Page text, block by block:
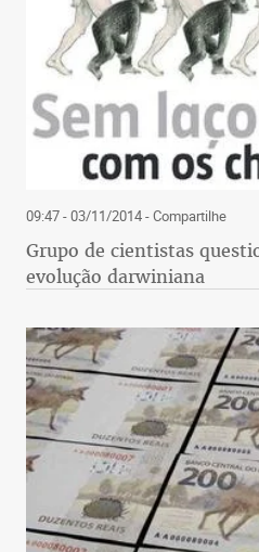
09:47 - 03/11/2014- Compartilhe
Grupo de cientistas
evolução darwiniana